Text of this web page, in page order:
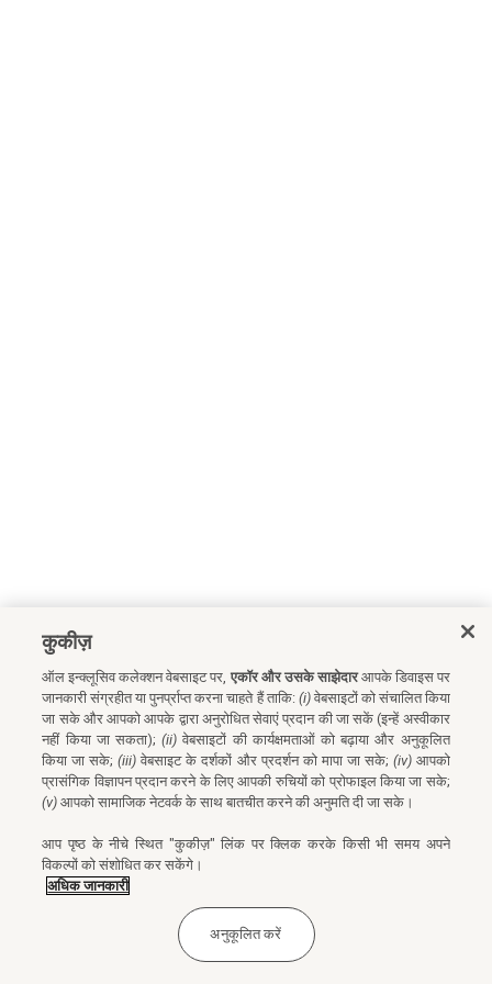
कुकीज़
ऑल इन्क्लूसिव कलेक्शन वेबसाइट पर, एकॉर और उसके साझेदारआपके डिवाइस पर
जानकारी संग्रहीत या पुनर्प्राप्त करना चाहते हैं ताकि: (i)वेबसाइटों को संचालित किया
जा सके और आपको आपके द्वारा अनुरोधित सेवाएं प्रदान की जा सकें (इन्हें अस्वीकार
नहीं किया जा सकता);(ii) वेबसाइटों की कार्यक्षमताओं को बढ़ाया और अनुकूलित
किया जा सके;(iii) वेबसाइट के दर्शकों और प्रदर्शन को मापा जा सके; (iv)आपको
प्रासंगिक विज्ञापन प्रदान करने के लिए आपकी रुचियों को प्रोफाइल किया जा सके;
(v) आपको सामाजिक नेटवर्क के साथ बातचीत करने की अनुमति दी जा सके।
आप पृष्ठ के नीचे स्थित "कुकीज़" लिंक पर क्लिक करके किसी भी समय अपने
विकल्पों को संशोधित कर सकेंगे।
अधिक जानकारी
अनुकूलित करें